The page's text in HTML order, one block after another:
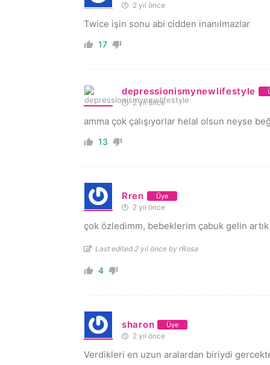
2 yıl önce
Twice işin sonu abi cidden inanılmazlar
17
depressionismynewlifestyle
2 yıl önce
amma çok çalışıyorlar helal olsun neyse
13
Rren Üye
2 yıl önce
çok özledimm, bebeklerim çabuk gelin artık
Last edited 2 yıl önce by rRosa
4
sharon Üye
2 yıl önce
Verdikleri en uzun aralardan biriydi